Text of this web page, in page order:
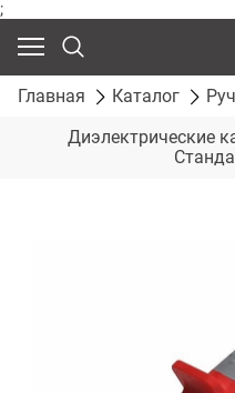
;
Главная Каталог
Диэлектрические